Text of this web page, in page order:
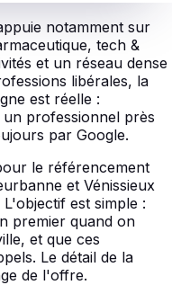
notamment sur
tech &
et un réseau dense
libérales, la
est réelle :
professionnel près
par Google.
le référencement
et Vénissieux
est simple :
premier quand on
et que ces
Le détail de la
de l'offre.